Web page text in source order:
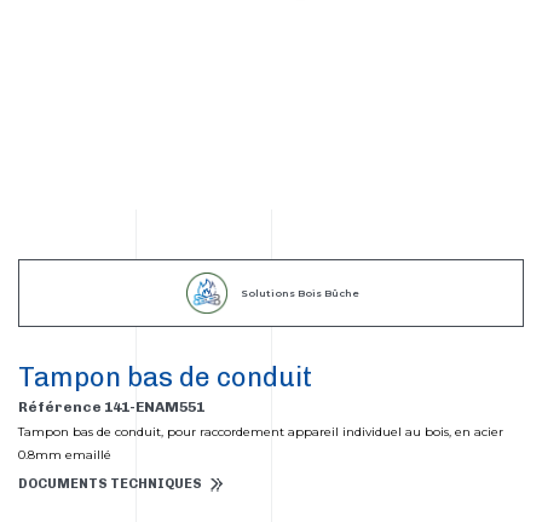
Solutions Bois Bûche
Tampon bas de conduit
Référence 141-ENAM551
Tampon bas de conduit, pour raccordement appareil individuel au bois, en acier
0.8mm emaillé
DOCUMENTS TECHNIQUES